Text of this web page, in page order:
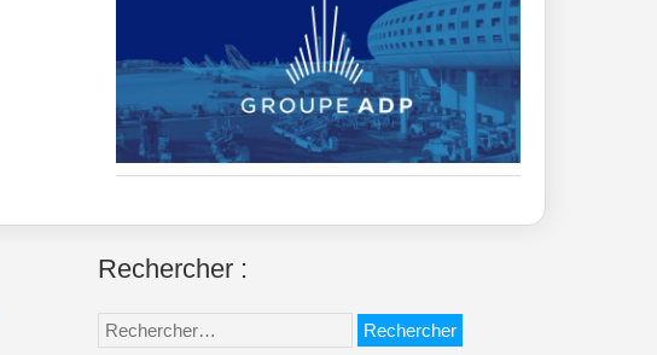
Rechercher :
Rechercher :